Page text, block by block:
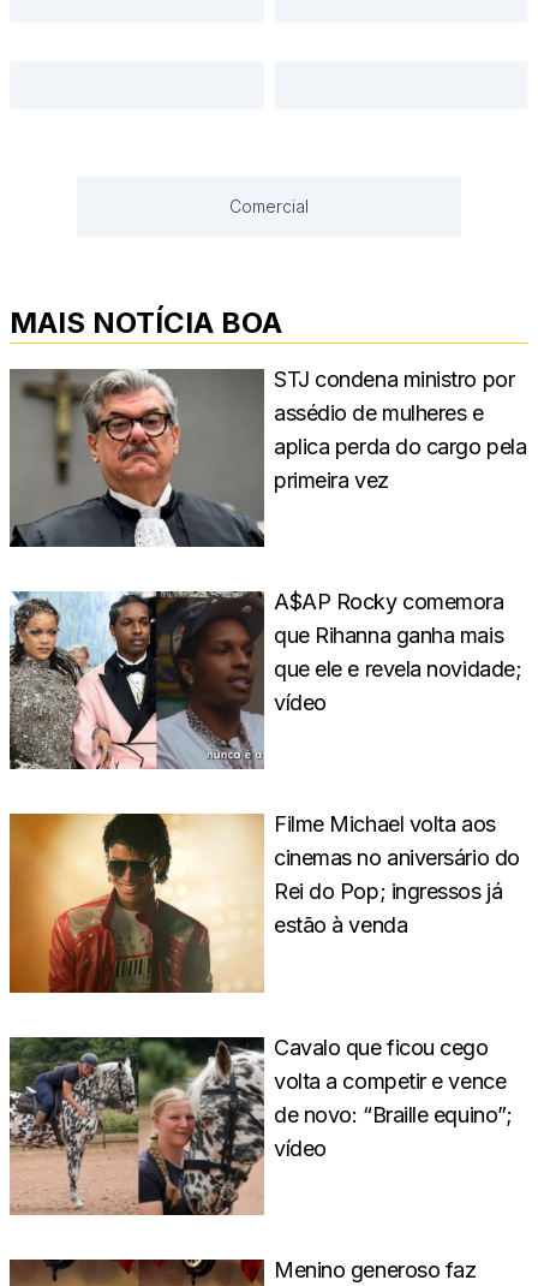
Comercial
MAIS NOTÍCIA BOA
STJ condena ministro por
assédio de mulheres e
aplica perda do cargo pela
primeira vez
A$AP Rocky comemora
que Rihanna ganha mais
que ele e revela novidade;
vídeo
Filme Michael volta aos
cinemas no aniversário do
Rei do Pop; ingressos já
estão à venda
Cavalo que ficou cego
volta a competir e vence
de novo: “Braille equino”;
vídeo
Menino generoso faz